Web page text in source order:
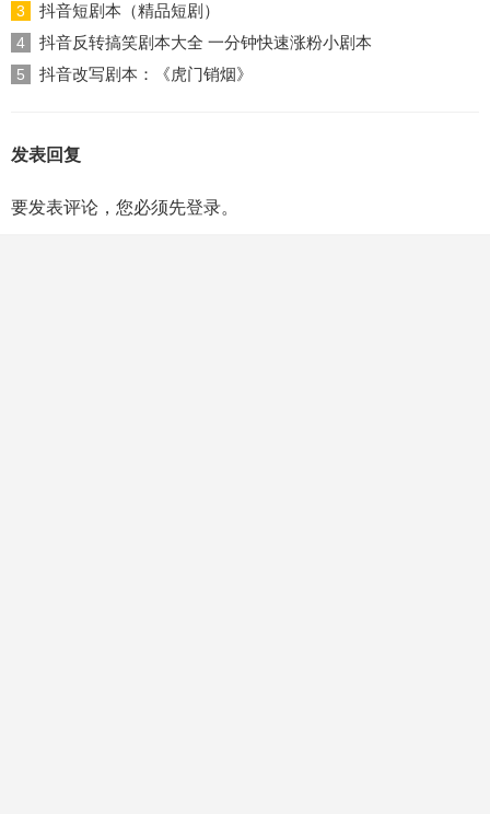
3 抖音短剧本（精品短剧）
4 抖音反转搞笑剧本大全 一分钟快速涨粉小剧本
5 抖音改写剧本：《虎门销烟》
发表回复
要发表评论，您必须先登录。